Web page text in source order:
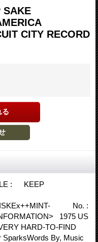
SAKE
CITY RECORD
: KEEP
No. :
1975 US
HARD-TO-FIND
SparksWords By, Music